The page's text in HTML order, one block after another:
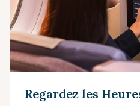
Regardez les